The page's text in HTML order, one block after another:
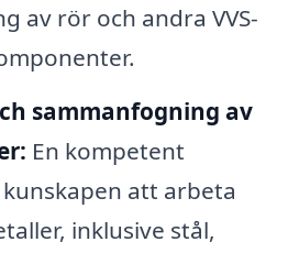
av rör och andra VVS-
sammanfogning av
En kompetent
att arbeta
inklusive stål,